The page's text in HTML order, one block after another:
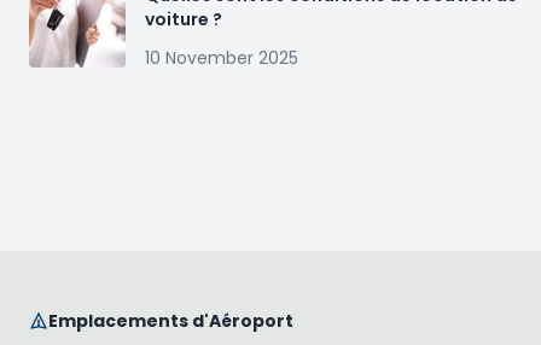
voiture ?
10 November 2025
Emplacements d'Aéroport